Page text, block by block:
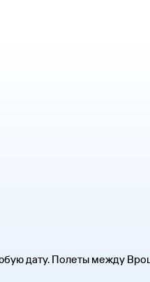
дату. Полеты между